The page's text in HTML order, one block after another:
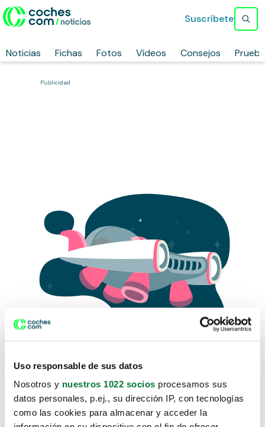
Uso responsable de sus datos
Nosotros y nuestros 1022 socios procesamos sus
datos personales, p.ej., su dirección IP, con tecnologías
como las cookies para almacenar y acceder la
Noticias Fichas Fotos Vídeos Consejos
Suscríbete
Publicidad